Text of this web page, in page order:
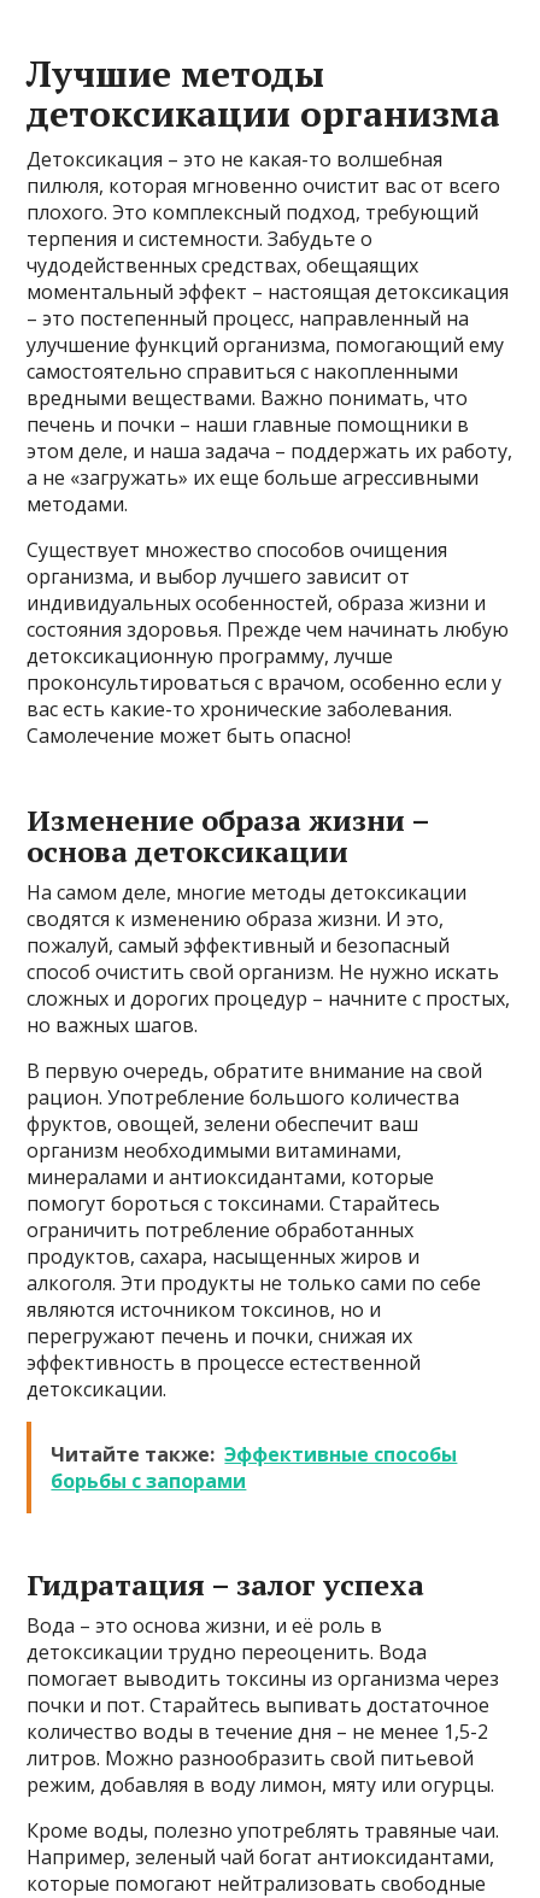
Лучшие методы
детоксикации организма
Детоксикация – это не какая-то волшебная
пилюля, которая мгновенно очистит вас от всего
плохого. Это комплексный подход, требующий
терпения и системности. Забудьте о
чудодейственных средствах, обещаящих
моментальный эффект – настоящая детоксикация
– это постепенный процесс, направленный на
улучшение функций организма, помогающий ему
самостоятельно справиться с накопленными
вредными веществами. Важно понимать, что
печень и почки – наши главные помощники в
этом деле, и наша задача – поддержать их работу,
а не «загружать» их еще больше агрессивными
методами.
Существует множество способов очищения
организма, и выбор лучшего зависит от
индивидуальных особенностей, образа жизни и
состояния здоровья. Прежде чем начинать любую
детоксикационную программу, лучше
проконсультироваться с врачом, особенно если у
вас есть какие-то хронические заболевания.
Самолечение может быть опасно!
Изменение образа жизни –
основа детоксикации
На самом деле, многие методы детоксикации
сводятся к изменению образа жизни. И это,
пожалуй, самый эффективный и безопасный
способ очистить свой организм. Не нужно искать
сложных и дорогих процедур – начните с простых,
но важных шагов.
В первую очередь, обратите внимание на свой
рацион. Употребление большого количества
фруктов, овощей, зелени обеспечит ваш
организм необходимыми витаминами,
минералами и антиоксидантами, которые
помогут бороться с токсинами. Старайтесь
ограничить потребление обработанных
продуктов, сахара, насыщенных жиров и
алкоголя. Эти продукты не только сами по себе
являются источником токсинов, но и
перегружают печень и почки, снижая их
эффективность в процессе естественной
детоксикации.
Читайте также: Эффективные способы
борьбы с запорами
Гидратация – залог успеха
Вода – это основа жизни, и её роль в
детоксикации трудно переоценить. Вода
помогает выводить токсины из организма через
почки и пот. Старайтесь выпивать достаточное
количество воды в течение дня – не менее 1,5-2
литров. Можно разнообразить свой питьевой
режим, добавляя в воду лимон, мяту или огурцы.
Кроме воды, полезно употреблять травяные чаи.
Например, зеленый чай богат антиоксидантами,
которые помогают нейтрализовать свободные